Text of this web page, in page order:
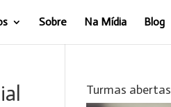
Sobre Na Mídia Blog
Turmas abertas